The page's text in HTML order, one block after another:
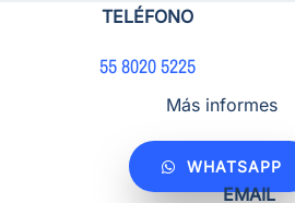
TELÉFONO
55 8020 5225
Más informes
WHATSAPP
EMAIL